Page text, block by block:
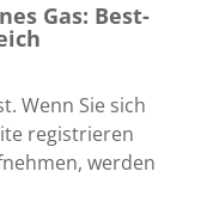
Gas: Best-
Wenn Sie sich
registrieren
werden